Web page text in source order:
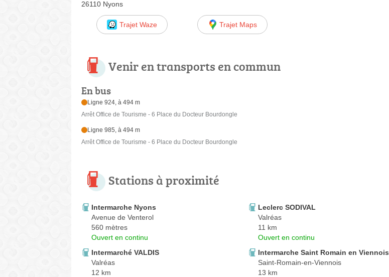
26110 Nyons
Trajet Waze Trajet Maps
Venir en transports en commun
En bus
Ligne 924, à 494 m
Arrêt Office de Tourisme - 6 Place du Docteur Bourdongle
Ligne 985, à 494 m
Arrêt Office de Tourisme - 6 Place du Docteur Bourdongle
Stations à proximité
Intermarche Nyons
Avenue de Venterol
560 mètres
Ouvert en continu
Leclerc SODIVAL
Valréas
11 km
Ouvert en continu
Intermarché VALDIS
Valréas
12 km
Intermarche Saint Romain en Viennois
Saint-Romain-en-Viennois
13 km